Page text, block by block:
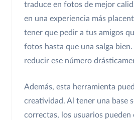
traduce en fotos de mejor
en una experiencia más
tener que pedir a tus amigos
fotos hasta que una salga bien.
reducir ese número
Además, esta herramienta
creatividad. Al tener una base
correctas, los usuarios pueden